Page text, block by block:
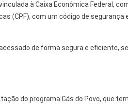
à Caixa Econômica Federal,
(CPF), com um código de
de forma segura e eficiente,
do programa Gás do Povo, que